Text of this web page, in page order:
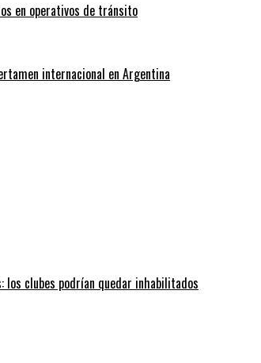
en operativos de tránsito
internacional en Argentina
los clubes podrían quedar inhabilitados